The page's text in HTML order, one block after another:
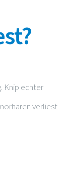
Knip echter
verliest